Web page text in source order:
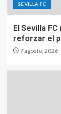
SEVILLA FC
El Sevilla
reforzar el
7 agosto, 2026